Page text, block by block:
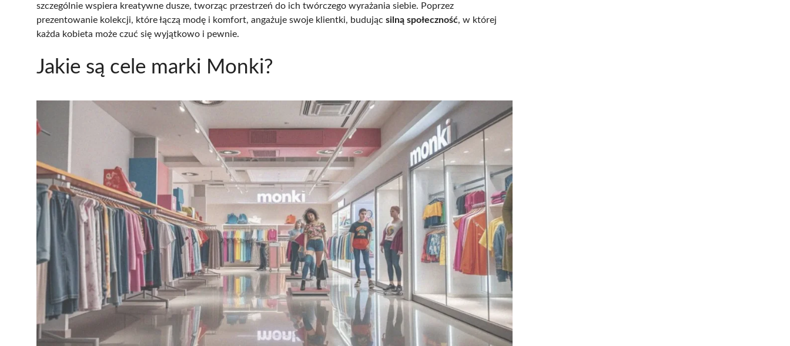
szczególnie wspiera kreatywne dusze, tworząc przestrzeń do ich twórczego wyrażania siebie. Poprzez
prezentowanie kolekcji, które łączą modę i komfort, angażuje swoje klientki, budując silną społeczność, w której
każda kobieta może czuć się wyjątkowo i pewnie.
Jakie są cele marki Monki?